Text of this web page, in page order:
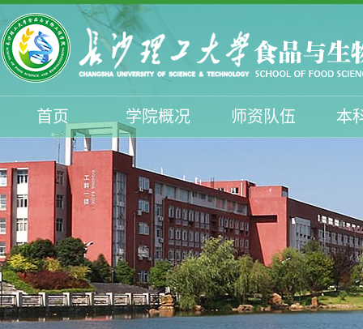
首页 学院概况 师资队伍 本
学生工作 招生工作